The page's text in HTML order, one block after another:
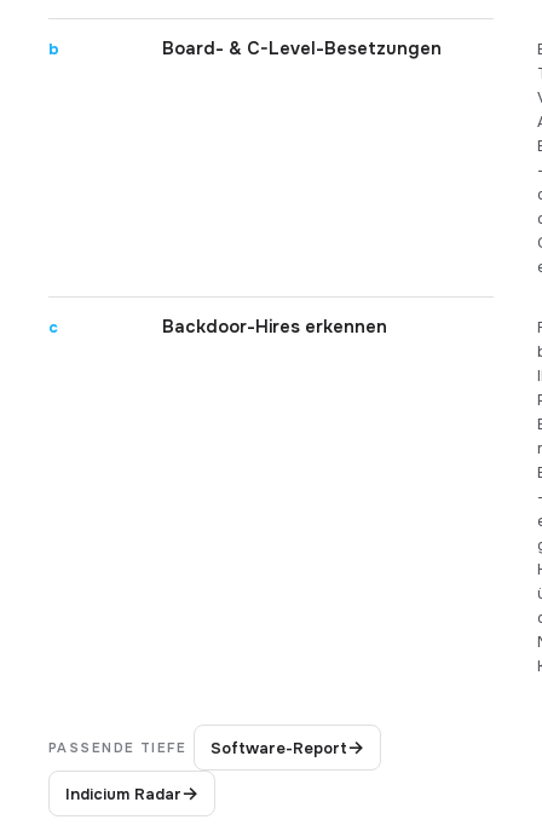
b Board- & C-Level-Besetzungen
c Backdoor-Hires erkennen
PASSENDE TIEFE Software-Report→
Indicium Radar→